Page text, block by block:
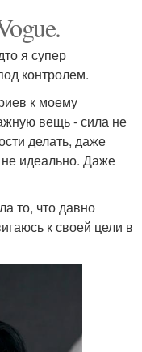
я супер
контролем.
к моему
вещь - сила не
делать, даже
не идеально. Даже
то, что давно
к своей цели в